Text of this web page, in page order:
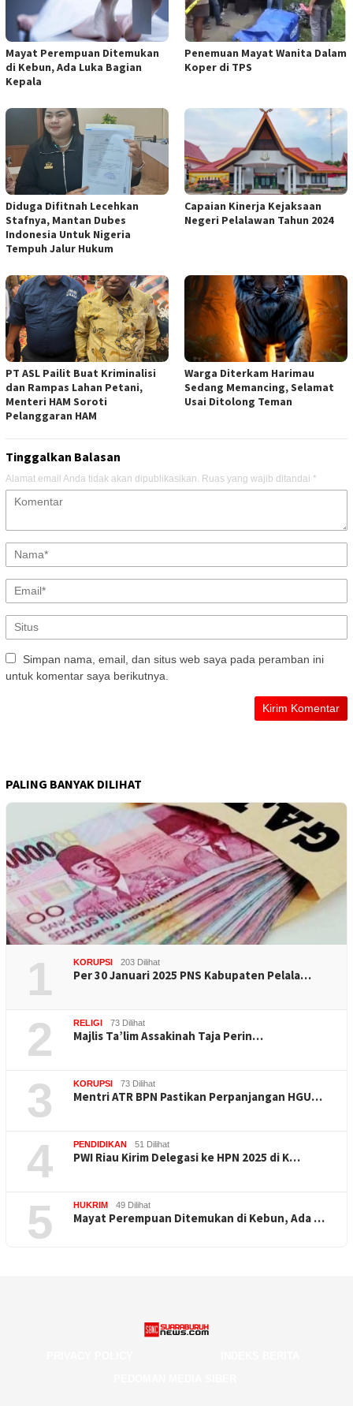
Mayat Perempuan Ditemukan
di Kebun, Ada Luka Bagian
Kepala
Penemuan Mayat Wanita Dalam
Koper di TPS
Diduga Difitnah Lecehkan
Stafnya, Mantan Dubes
Indonesia Untuk Nigeria
Tempuh Jalur Hukum
Capaian Kinerja Kejaksaan
Negeri Pelalawan Tahun 2024
PT ASL Pailit Buat Kriminalisi
dan Rampas Lahan Petani,
Menteri HAM Soroti
Pelanggaran HAM
Warga Diterkam Harimau
Sedang Memancing, Selamat
Usai Ditolong Teman
Tinggalkan Balasan
Alamat email Anda tidak akan dipublikasikan. Ruas yang wajib ditandai *
Simpan nama, email, dan situs web saya pada peramban ini
untuk komentar saya berikutnya.
PALING BANYAK DILIHAT
1 KORUPSI 203 Dilihat
Per 30 Januari 2025 PNS Kabupaten Pelala…
2 RELIGI 73 Dilihat
Majlis Ta’lim Assakinah Taja Perin…
3 KORUPSI 73 Dilihat
Mentri ATR BPN Pastikan Perpanjangan HGU…
4 PENDIDIKAN 51 Dilihat
PWI Riau Kirim Delegasi ke HPN 2025 di K…
5 HUKRIM 49 Dilihat
Mayat Perempuan Ditemukan di Kebun, Ada …